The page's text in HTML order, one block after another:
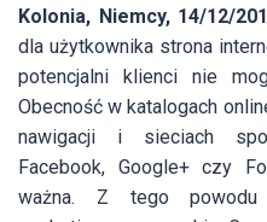
Kolonia, Niemcy, 14/12/
dla użytkownika strona
potencjalni klienci nie
Obecność w katalogach
nawigacji i sieciach
Facebook, Google+ czy
ważna. Z tego powodu